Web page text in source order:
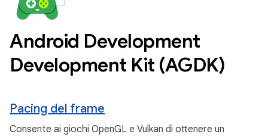
Android Development
Development Kit (AGDK)
Pacing del frame
Consente ai giochi OpenGL e Vulkan di ottenere un